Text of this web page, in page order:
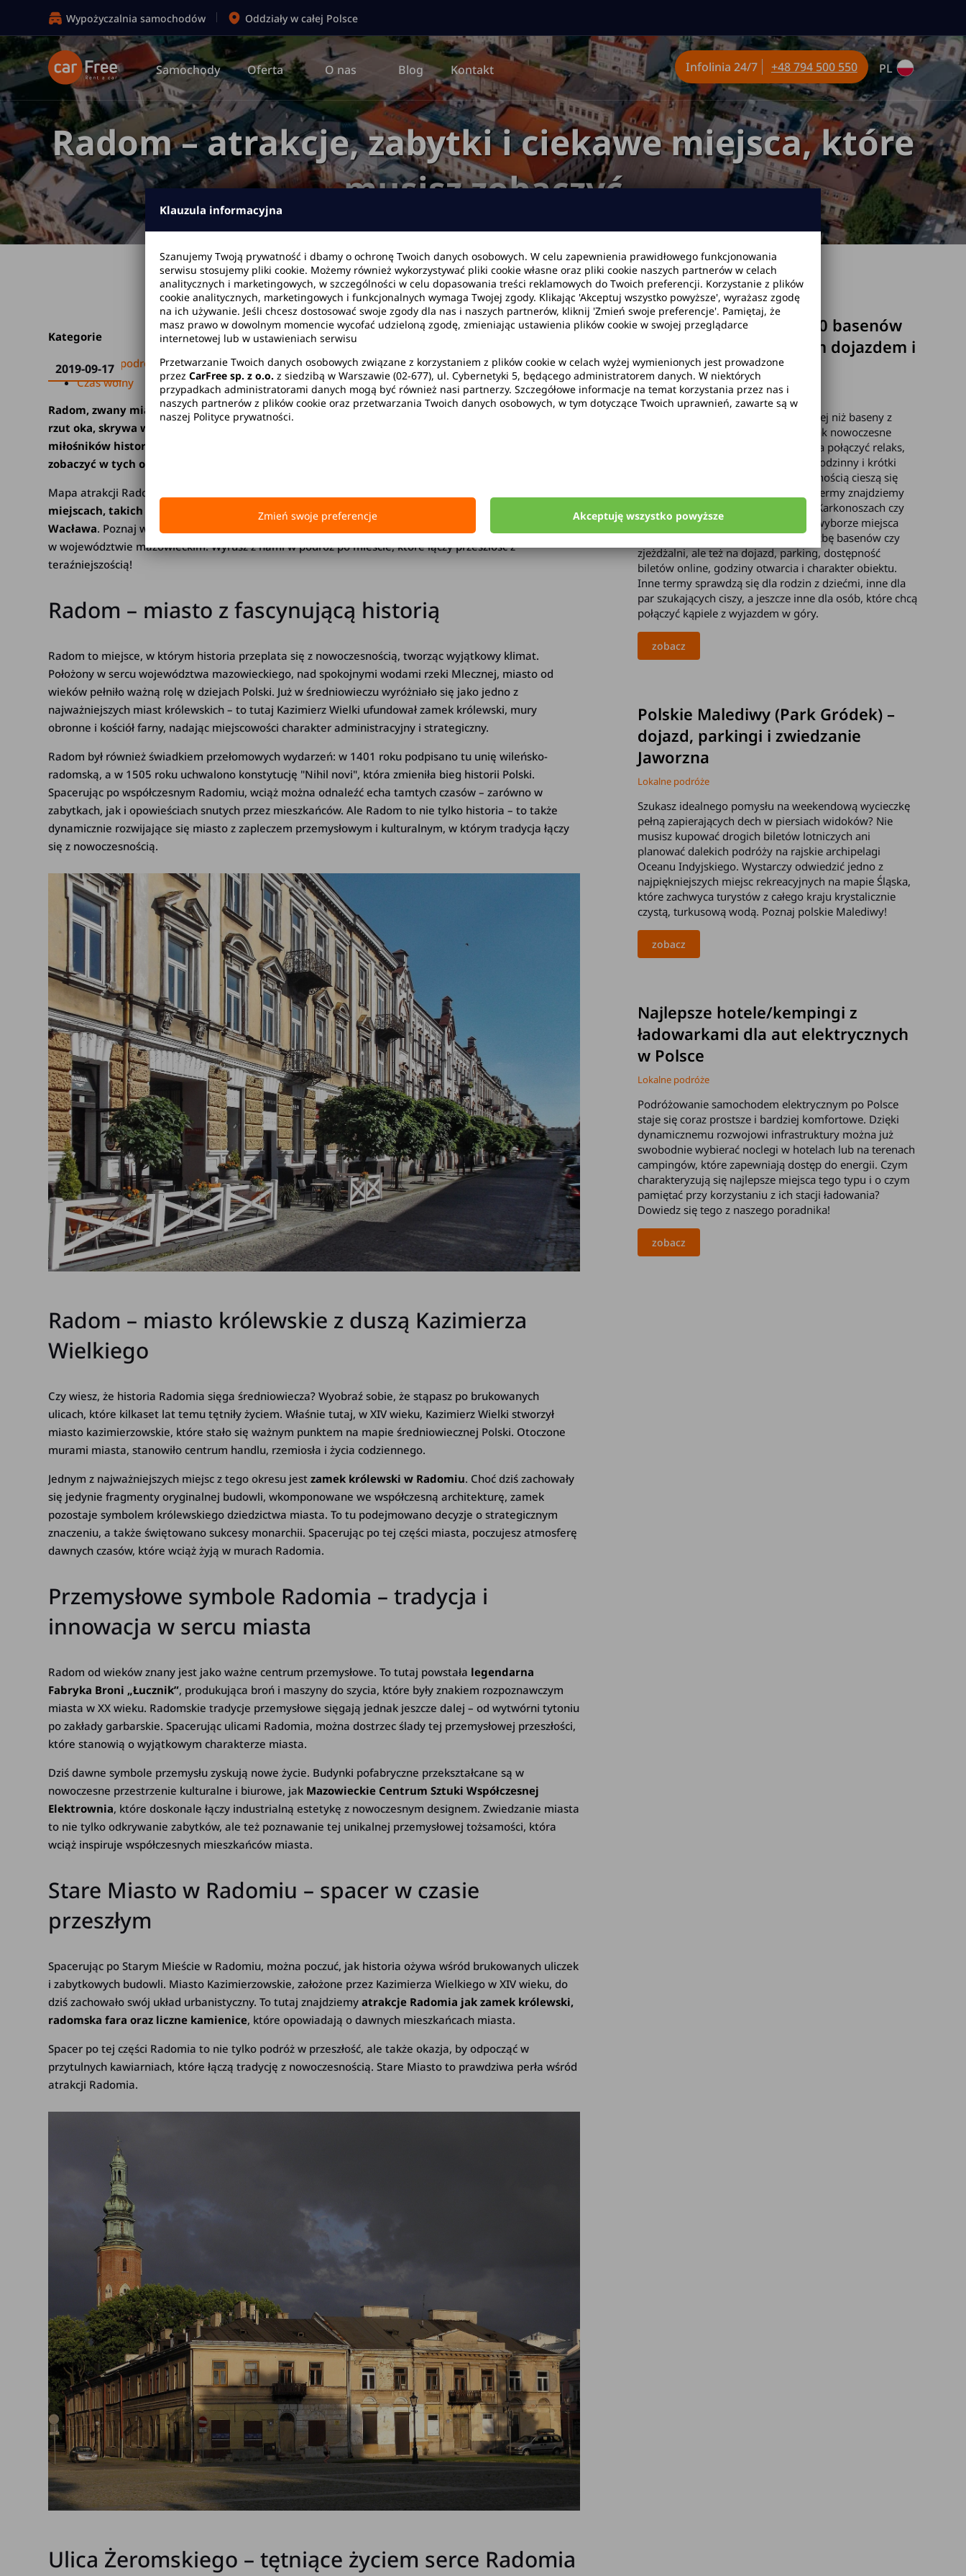
Radom – atrakcje, zabytki i ciekawe miejsca, które
musisz zobaczyć
Wypożyczalnia samochodów Oddziały w całej Polsce
Samochody Oferta O nas Blog Kontakt Infolinia 24/7 +48 794 500 550 PL
Strona główna Blog Lokalne podróże Radom – atrakcje, zabytki i ciekawe miejsca, które musisz zobaczyć
2019-09-17
Kategorie
Lokalne podróże
Czas wolny
Radom, zwany miastem kazimierzowskim, zaskakuje na każdym kroku. Niepozorne na pierwszy
rzut oka, skrywa w sobie niezwykłe historie, bogatą kulturę i atrakcje, które zachwycą zarówno
miłośników historii, jak i współczesnych poszukiwaczy przygód. Zastanawiasz się, co warto
zobaczyć w tych okolicach?
Mapa atrakcji Radomia jest naprawdę imponująca! Przygotowaliśmy
miejscach, takich jak Muzeum Wsi Radomskiej, zamek królewski w Radomiu czy
Wacława. Poznaj wyjątkowe atrakcje Radomia i dowiedz się, dlaczego to jedno z najciekawszych miejsc
w województwie mazowieckim. Wyrusz z nami w podróż po mieście, które łączy przeszłość z
teraźniejszością!
Radom – miasto z fascynującą historią
Radom to miejsce, w którym historia przeplata się z nowoczesnością, tworząc wyjątkowy klimat.
Położony w sercu województwa mazowieckiego, nad spokojnymi wodami rzeki Mlecznej, miasto od
wieków pełniło ważną rolę w dziejach Polski. Już w średniowieczu wyróżniało się jako jedno z
najważniejszych miast królewskich – to tutaj Kazimierz Wielki ufundował zamek królewski, mury
obronne i kościół farny, nadając miejscowości charakter administracyjny i strategiczny.
Radom był również świadkiem przełomowych wydarzeń: w 1401 roku podpisano tu unię wileńsko-
radomską, a w 1505 roku uchwalono konstytucję "Nihil novi", która zmieniła bieg historii Polski.
Spacerując po współczesnym Radomiu, wciąż można odnaleźć echa tamtych czasów – zarówno w
zabytkach, jak i opowieściach snutych przez mieszkańców. Ale Radom to nie tylko historia – to także
dynamicznie rozwijające się miasto z zapleczem przemysłowym i kulturalnym, w którym tradycja łączy
się z nowoczesnością.
Radom – miasto królewskie z duszą Kazimierza
Wielkiego
Czy wiesz, że historia Radomia sięga średniowiecza? Wyobraź sobie, że stąpasz po brukowanych
ulicach, które kilkaset lat temu tętniły życiem. Właśnie tutaj, w XIV wieku, Kazimierz Wielki stworzył
miasto kazimierzowskie, które stało się ważnym punktem na mapie średniowiecznej Polski. Otoczone
murami miasta, stanowiło centrum handlu, rzemiosła i życia codziennego.
Jednym z najważniejszych miejsc z tego okresu jestzamek królewski w Radomiu. Choć dziś zachowały
się jedynie fragmenty oryginalnej budowli, wkomponowane we współczesną architekturę, zamek
pozostaje symbolem królewskiego dziedzictwa miasta. To tu podejmowano decyzje o strategicznym
znaczeniu, a także świętowano sukcesy monarchii. Spacerując po tej części miasta, poczujesz atmosferę
dawnych czasów, które wciąż żyją w murach Radomia.
Przemysłowe symbole Radomia – tradycja i
innowacja w sercu miasta
Radom od wieków znany jest jako ważne centrum przemysłowe. To tutaj powstała legendarna
Fabryka Broni „Łucznik”, produkująca broń i maszyny do szycia, które były znakiem rozpoznawczym
miasta w XX wieku. Radomskie tradycje przemysłowe sięgają jednak jeszcze dalej – od wytwórni tytoniu
po zakłady garbarskie. Spacerując ulicami Radomia, można dostrzec ślady tej przemysłowej przeszłości,
które stanowią o wyjątkowym charakterze miasta.
Dziś dawne symbole przemysłu zyskują nowe życie. Budynki pofabryczne przekształcane są w
nowoczesne przestrzenie kulturalne i biurowe, jak Mazowieckie Centrum Sztuki Współczesnej
Elektrownia, które doskonale łączy industrialną estetykę z nowoczesnym designem. Zwiedzanie miasta
to nie tylko odkrywanie zabytków, ale też poznawanie tej unikalnej przemysłowej tożsamości, która
wciąż inspiruje współczesnych mieszkańców miasta.
Stare Miasto w Radomiu – spacer w czasie
przeszłym
Spacerując po Starym Mieście w Radomiu, można poczuć, jak historia ożywa wśród brukowanych uliczek
i zabytkowych budowli. Miasto Kazimierzowskie, założone przez Kazimierza Wielkiego w XIV wieku, do
dziś zachowało swój układ urbanistyczny. To tutaj znajdziemyatrakcje Radomia jak zamek królewski,
radomska fara oraz liczne kamienice, które opowiadają o dawnych mieszkańcach miasta.
Spacer po tej części Radomia to nie tylko podróż w przeszłość, ale także okazja, by odpocząć w
przytulnych kawiarniach, które łączą tradycję z nowoczesnością. Stare Miasto to prawdziwa perła wśród
atrakcji Radomia.
Ulica Żeromskiego – tętniące życiem serce Radomia
2026-05-25
Termy w Polsce – TOP 10 basenów
termalnych z dogodnym dojazdem i
parkingiem
Lokalne podróże
Termy w Polsce to dziś znacznie więcej niż baseny z
ciepłą wodą. Wiele obiektów działa jak nowoczesne
centra wypoczynku, w których można połączyć relaks,
atrakcje wodne, sauny, SPA, wyjazd rodzinny i krótki
urlop we dwoje. Największą popularnością cieszą się
kompleksy na Podhalu, ale ciekawe termy znajdziemy
także w centrum kraju, w Poznaniu, Karkonoszach czy
uzdrowiskowym Solcu-Zdroju. Przy wyborze miejsca
warto zwrócić uwagę nie tylko na liczbę basenów czy
zjeżdżalni, ale też na dojazd, parking, dostępność
biletów online, godziny otwarcia i charakter obiektu.
Inne termy sprawdzą się dla rodzin z dziećmi, inne dla
par szukających ciszy, a jeszcze inne dla osób, które chcą
połączyć kąpiele z wyjazdem w góry.
zobacz
Polskie Malediwy (Park Gródek) –
dojazd, parkingi i zwiedzanie
Jaworzna
Lokalne podróże
Szukasz idealnego pomysłu na weekendową wycieczkę
pełną zapierających dech w piersiach widoków? Nie
musisz kupować drogich biletów lotniczych ani
planować dalekich podróży na rajskie archipelagi
Oceanu Indyjskiego. Wystarczy odwiedzić jedno z
najpiękniejszych miejsc rekreacyjnych na mapie Śląska,
które zachwyca turystów z całego kraju krystalicznie
czystą, turkusową wodą. Poznaj polskie Malediwy!
zobacz
Najlepsze hotele/kempingi z
ładowarkami dla aut elektrycznych
w Polsce
Lokalne podróże
Podróżowanie samochodem elektrycznym po Polsce
staje się coraz prostsze i bardziej komfortowe. Dzięki
dynamicznemu rozwojowi infrastruktury można już
swobodnie wybierać noclegi w hotelach lub na terenach
campingów, które zapewniają dostęp do energii. Czym
charakteryzują się najlepsze miejsca tego typu i o czym
pamiętać przy korzystaniu z ich stacji ładowania?
Dowiedz się tego z naszego poradnika!
zobacz
Klauzula informacyjna
Szanujemy Twoją prywatność i dbamy o ochronę Twoich danych osobowych. W celu zapewnienia prawidłowego funkcjonowania
serwisu stosujemy pliki cookie. Możemy również wykorzystywać pliki cookie własne oraz pliki cookie naszych partnerów w celach
analitycznych i marketingowych, w szczególności w celu dopasowania treści reklamowych do Twoich preferencji. Korzystanie z plików
cookie analitycznych, marketingowych i funkcjonalnych wymaga Twojej zgody. Klikając 'Akceptuj wszystko powyższe', wyrażasz zgodę
na ich używanie. Jeśli chcesz dostosować swoje zgody dla nas i naszych partnerów, kliknij 'Zmień swoje preferencje'. Pamiętaj, że
masz prawo w dowolnym momencie wycofać udzieloną zgodę, zmieniając ustawienia plików cookie w swojej przeglądarce
internetowej lub w ustawieniach serwisu
Przetwarzanie Twoich danych osobowych związane z korzystaniem z plików cookie w celach wyżej wymienionych jest prowadzone
przez CarFree sp. z o.o. z siedzibą w Warszawie (02-677), ul. Cybernetyki 5, będącego administratorem danych. W niektórych
przypadkach administratorami danych mogą być również nasi partnerzy. Szczegółowe informacje na temat korzystania przez nas i
naszych partnerów z plików cookie oraz przetwarzania Twoich danych osobowych, w tym dotyczące Twoich uprawnień, zawarte są w
naszej Polityce prywatności.
Zmień swoje preferencje Akceptuję wszystko powyższe